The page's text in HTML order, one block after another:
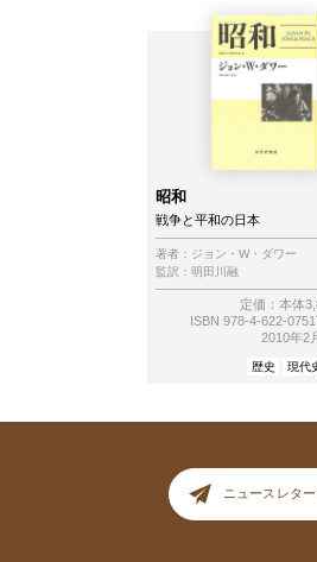
昭和
戦争と平和の日本
著者： ジョン・W・ダワー
監訳： 明田川融
定価：本体
ISBN 978-4-622-
2010年2
歴史 現代
ニュースレタ